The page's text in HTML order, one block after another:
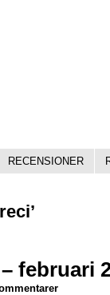
RECENSIONER
februari